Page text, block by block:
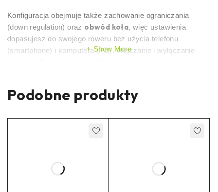
Konfiguracja obejmuje także zachowanie ograniczania
(down regulation) oraz obwód koła, więc ustawienia
dopasujesz do swojego roweru bez użycia telefonu
(smartphone) i komputera (PC). Włączanie i wyłączanie
tuningu odbywa się z manetki (remote) za pomocą
connectors), więcnie wymaga cięcia przewodów. Moduł
instaluje się przy silniku centralnym (mid-drive), a typowy
Show More
Podobne produkty